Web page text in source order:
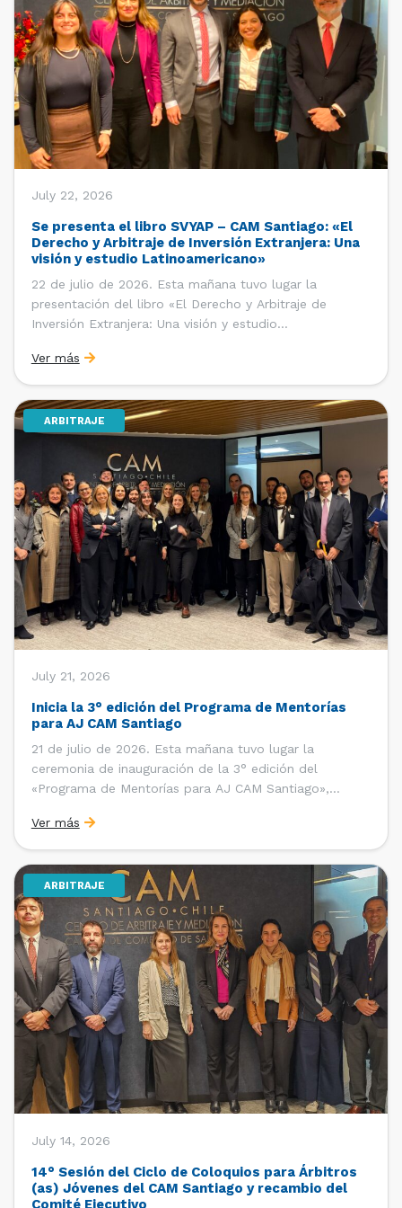
July 22, 2026
Se presenta el libro SVYAP – CAM Santiago: «El
Derecho y Arbitraje de Inversión Extranjera: Una
visión y estudio Latinoamericano»
22 de julio de 2026. Esta mañana tuvo lugar la
presentación del libro «El Derecho y Arbitraje de
Inversión Extranjera: Una visión y estudio
«Santiago Very Young Arbitration Practitioners»
(SVYAP), iniciativa que reúne a jóvenes profesionales
interesados en el arbitraje doméstico e internacional,
[…]
Ver más
ARBITRAJE
July 21, 2026
Inicia la 3° edición del Programa de Mentorías
para AJ CAM Santiago
21 de julio de 2026. Esta mañana tuvo lugar la
ceremonia de inauguración de la 3° edición del
«Programa de Mentorías para AJ CAM Santiago»,
Internacionales con el apoyo de la Dirección Ejecutiva
y la Subdirección Ejecutiva y de Asuntos
Internacionales, tras […]
Ver más
ARBITRAJE
July 14, 2026
14° Sesión del Ciclo de Coloquios para Árbitros
(as) Jóvenes del CAM Santiago y recambio del
Comité Ejecutivo